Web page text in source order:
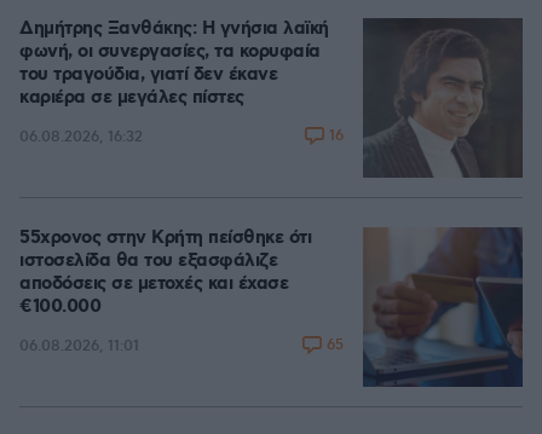
Δημήτρης Ξανθάκης: Η γνήσια λαϊκή
φωνή, οι συνεργασίες, τα κορυφαία
του τραγούδια, γιατί δεν έκανε
καριέρα σε μεγάλες πίστες
06.08.2026, 16:32 16
55χρονος στην Κρήτη πείσθηκε ότι
ιστοσελίδα θα του εξασφάλιζε
αποδόσεις σε μετοχές και έχασε
€100.000
06.08.2026, 11:01 65